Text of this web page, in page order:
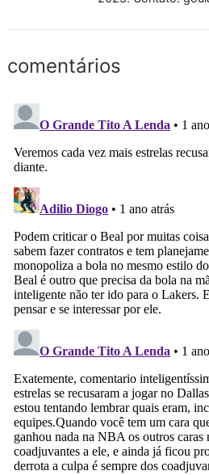
comentários